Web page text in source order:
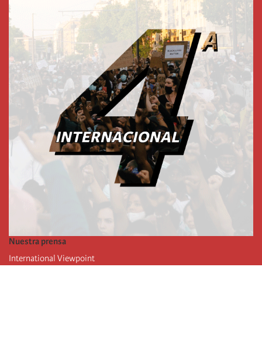
Nuestra prensa
International Viewpoint